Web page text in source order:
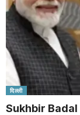
दिल्ली
Sukhbir Badal